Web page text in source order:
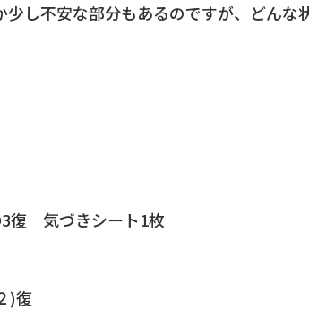
少し不安な部分もあるのですが、どん
復 気づきシート1枚
)復